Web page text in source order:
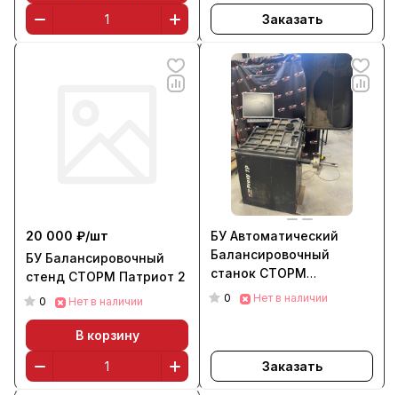
Заказать
20 000 ₽/шт
БУ Балансировочный
стенд СТОРМ Патриот 2
0 Нет в наличии
В корзину
БУ Автоматический
Балансировочный
станок СТОРМ
Прокси-7p
0 Нет в наличии
Заказать